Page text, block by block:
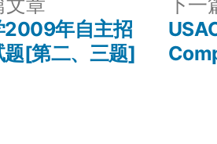
文章
一
篇
2009年自主招
题[第二、三题]
下一